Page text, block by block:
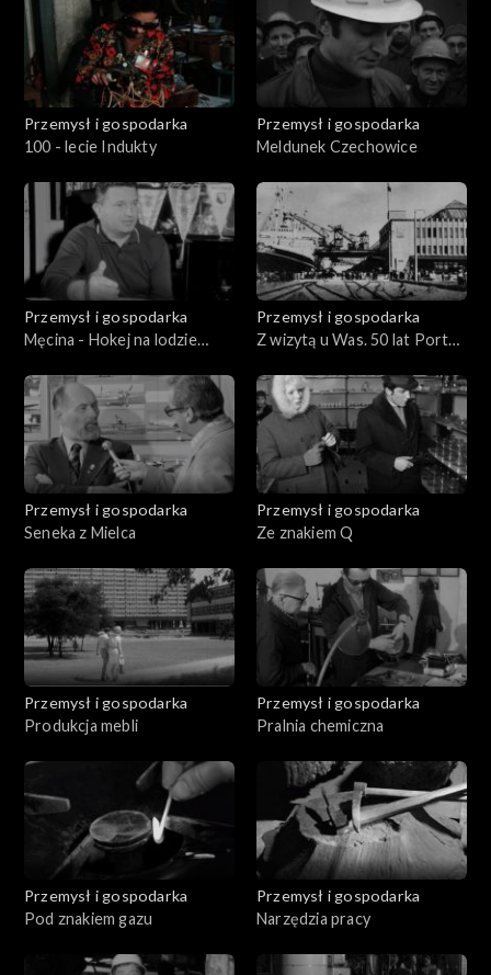
Przemysł i gospodarka
100 - lecie Indukty
Przemysł i gospodarka
Meldunek Czechowice
Przemysł i gospodarka
Męcina - Hokej na lodzie
Przemysł i gospodarka
Z wizytą u Was. 50 lat Portu
Przemysł i gospodarka
Seneka z Mielca
Przemysł i gospodarka
Ze znakiem Q
Przemysł i gospodarka
Produkcja mebli
Przemysł i gospodarka
Pralnia chemiczna
Przemysł i gospodarka
Pod znakiem gazu
Przemysł i gospodarka
Narzędzia pracy